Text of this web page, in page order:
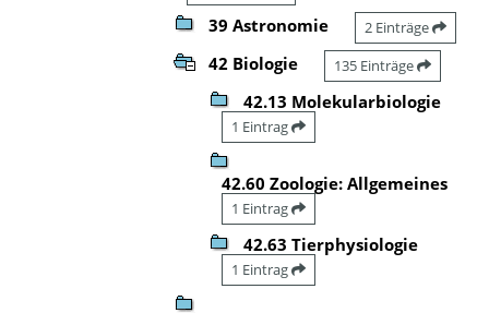
39 Astronomie 2 Einträge
42 Biologie 135 Einträge
42.13 Molekularbiologie
1 Eintrag
42.60 Zoologie: Allgemeines
1 Eintrag
42.63 Tierphysiologie
1 Eintrag